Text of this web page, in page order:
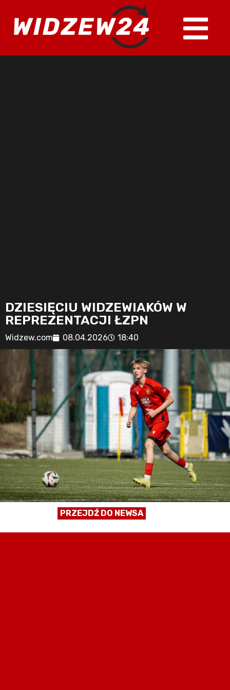
DZIESIĘCIU WIDZEWIAKÓW W
REPREZENTACJI ŁZPN
Widzew.com 08.04.2026 18:40
PRZEJDŹ DO NEWSA